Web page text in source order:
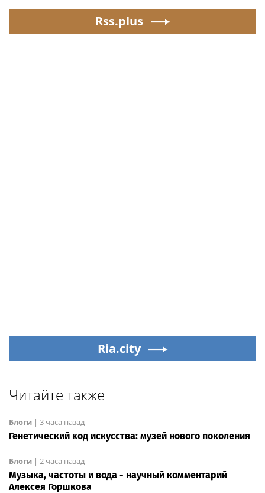
Rss.plus
Ria.city
Читайте также
Блоги | 3 часа назад
Генетический код искусства: музей нового поколения
Блоги | 2 часа назад
Музыка, частоты и вода - научный комментарий
Алексея Горшкова